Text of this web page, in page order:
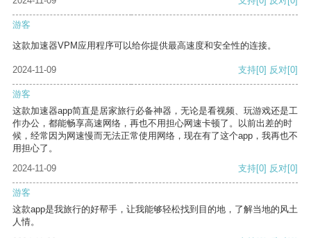
游客
这款加速器VPM应用程序可以给你提供最高速度和安全性的连接。
2024-11-09 支持[0] 反对[0]
游客
这款加速器app简直是居家旅行必备神器，无论是看视频、玩游戏还是工
作办公，都能畅享高速网络，再也不用担心网速卡顿了。以前出差的时
候，经常因为网速慢而无法正常使用网络，现在有了这个app，我再也不
用担心了。
2024-11-09
支持[0] 反对[0]
游客
这款app是我旅行的好帮手，让我能够轻松找到目的地，了解当地的风土
人情。